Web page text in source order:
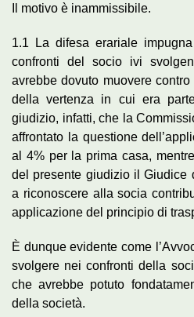
Il motivo è inammissibile.
1.1 La difesa erariale
confronti del socio ivi
avrebbe dovuto muovere
della vertenza in cui era
giudizio, infatti, che la
affrontato la questione
al 4% per la prima casa,
del presente giudizio il Giudice
a riconoscere alla socia
applicazione del principio di
È dunque evidente come
svolgere nei confronti della
che avrebbe potuto
della società.